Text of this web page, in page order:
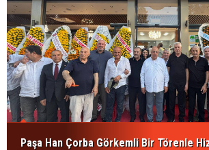
Paşa Han Çorba Görkemli Bir Törenle